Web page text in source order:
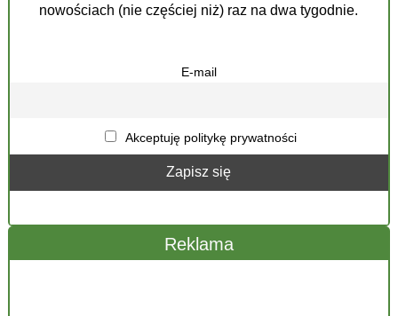
nowościach (nie częściej niż) raz na dwa tygodnie.
E-mail
Akceptuję politykę prywatności
Reklama